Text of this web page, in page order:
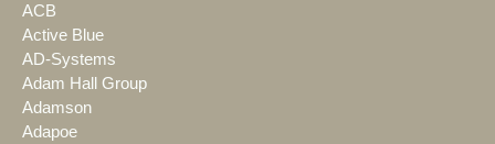
ACB
Active Blue
AD-Systems
Adam Hall Group
Adamson
Adapoe